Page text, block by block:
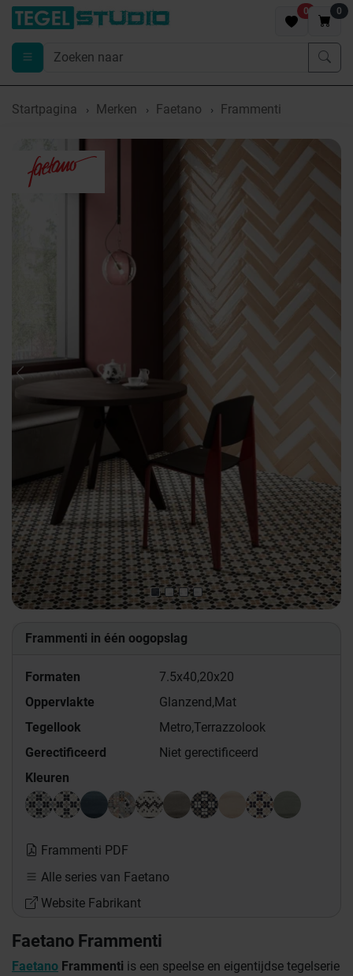
0 0
Startpagina Merken Faetano Frammenti
Previous
Frammenti in één oogopslag
Formaten 7.5x40,20x20
Oppervlakte
Glanzend,Mat
Tegellook
Metro,Terrazzolook
Gerectificeerd
Niet gerectificeerd
Kleuren
Frammenti PDF
Alle series van Faetano
Website Fabrikant
Faetano Frammenti
Faetano Frammenti is een speelse en eigentijdse tegelserie